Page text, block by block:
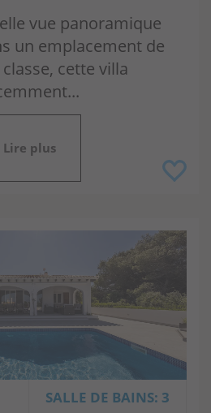
vue panoramique
un emplacement de
cette villa
Lire plus
SALLE DE BAINS: 3